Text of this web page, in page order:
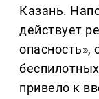
Казань.
действует
опасность»,
привело к